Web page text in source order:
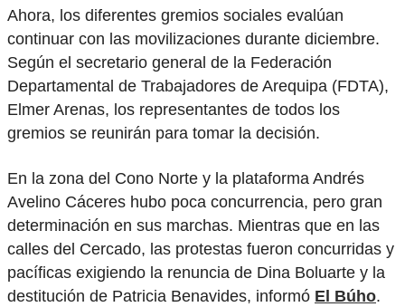
Ahora, los diferentes gremios sociales evalúan
continuar con las movilizaciones durante diciembre.
Según el secretario general de la Federación
Departamental de Trabajadores de Arequipa (FDTA),
Elmer Arenas, los representantes de todos los
gremios se reunirán para tomar la decisión.
En la zona del Cono Norte y la plataforma Andrés
Avelino Cáceres hubo poca concurrencia, pero gran
determinación en sus marchas. Mientras que en las
calles del Cercado, las protestas fueron concurridas y
pacíficas exigiendo la renuncia de Dina Boluarte y la
destitución de Patricia Benavides, informó El Búho.